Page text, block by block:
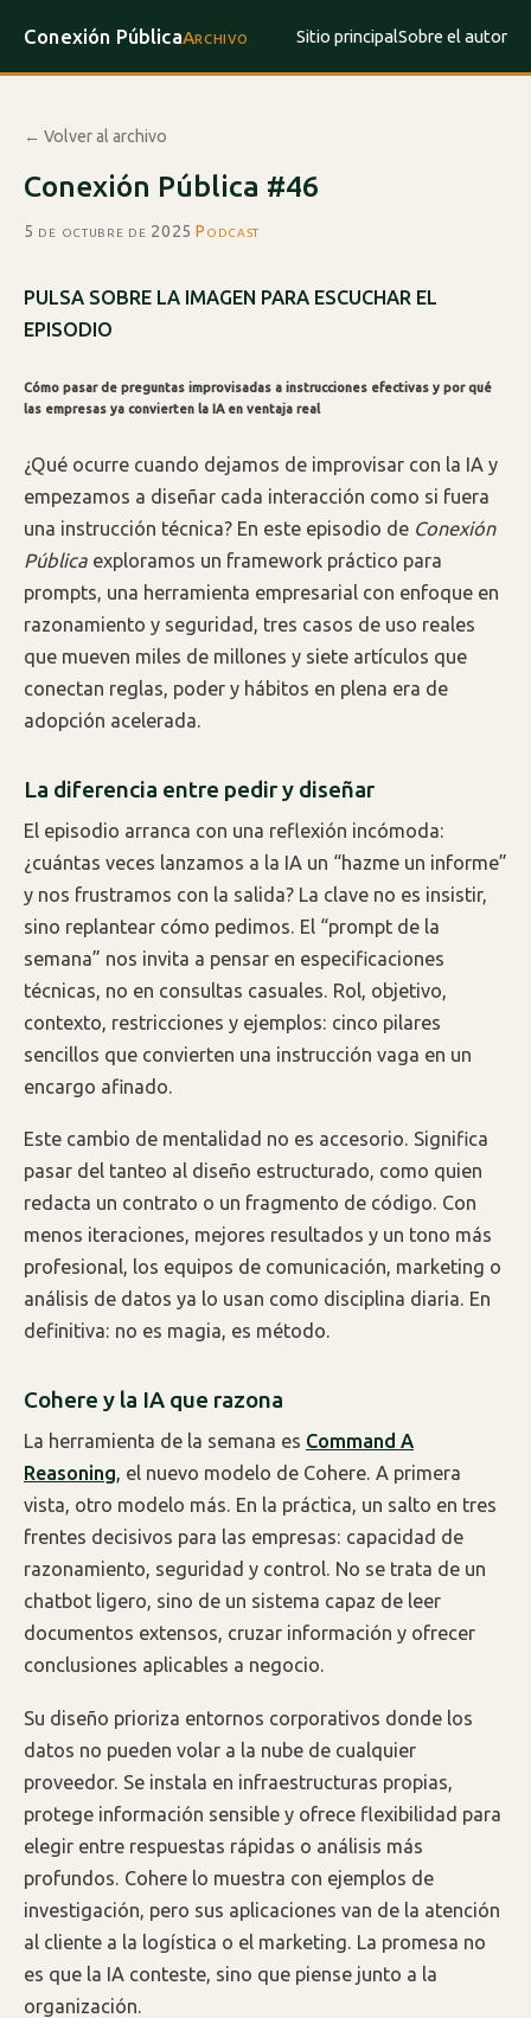
Conexión PúblicaArchivo Sitio principalSobre el autor
← Volver al archivo
Conexión Pública #46
5 de octubre de 2025·Podcast
PULSA SOBRE LA IMAGEN PARA ESCUCHAR EL
EPISODIO
Cómo pasar de preguntas improvisadas a instrucciones efectivas y por qué
las empresas ya convierten la IA en ventaja real
¿Qué ocurre cuando dejamos de improvisar con la IA y
empezamos a diseñar cada interacción como si fuera
una instrucción técnica? En este episodio de Conexión
Pública exploramos un framework práctico para
prompts, una herramienta empresarial con enfoque en
razonamiento y seguridad, tres casos de uso reales
que mueven miles de millones y siete artículos que
conectan reglas, poder y hábitos en plena era de
adopción acelerada.
La diferencia entre pedir y diseñar
El episodio arranca con una reflexión incómoda:
¿cuántas veces lanzamos a la IA un “hazme un informe”
y nos frustramos con la salida? La clave no es insistir,
sino replantear cómo pedimos. El “prompt de la
semana” nos invita a pensar en especificaciones
técnicas, no en consultas casuales. Rol, objetivo,
contexto, restricciones y ejemplos: cinco pilares
sencillos que convierten una instrucción vaga en un
encargo afinado.
Este cambio de mentalidad no es accesorio. Significa
pasar del tanteo al diseño estructurado, como quien
redacta un contrato o un fragmento de código. Con
menos iteraciones, mejores resultados y un tono más
profesional, los equipos de comunicación, marketing o
análisis de datos ya lo usan como disciplina diaria. En
definitiva: no es magia, es método.
Cohere y la IA que razona
La herramienta de la semana es Command A
Reasoning, el nuevo modelo de Cohere. A primera
vista, otro modelo más. En la práctica, un salto en tres
frentes decisivos para las empresas: capacidad de
razonamiento, seguridad y control. No se trata de un
chatbot ligero, sino de un sistema capaz de leer
documentos extensos, cruzar información y ofrecer
conclusiones aplicables a negocio.
Su diseño prioriza entornos corporativos donde los
datos no pueden volar a la nube de cualquier
proveedor. Se instala en infraestructuras propias,
protege información sensible y ofrece flexibilidad para
elegir entre respuestas rápidas o análisis más
profundos. Cohere lo muestra con ejemplos de
investigación, pero sus aplicaciones van de la atención
al cliente a la logística o el marketing. La promesa no
es que la IA conteste, sino que piense junto a la
organización.